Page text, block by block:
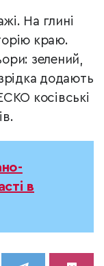
На глині
краю.
зелений,
додають
косівські
в